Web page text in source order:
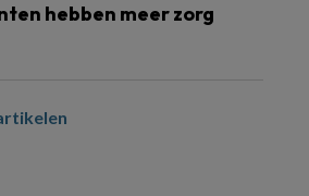
hebben meer zorg